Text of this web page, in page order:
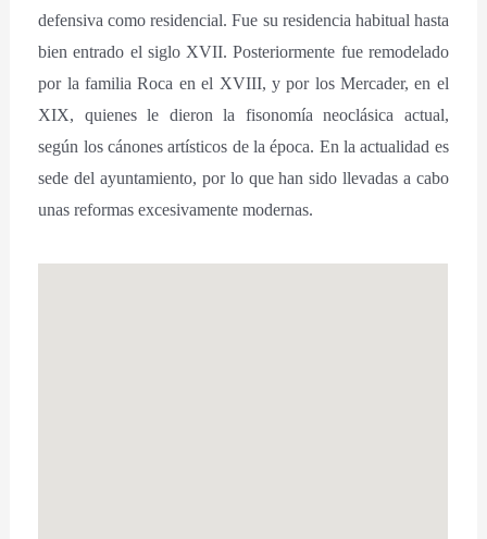
defensiva como residencial. Fue su residencia habitual hasta
bien entrado el siglo XVII. Posteriormente fue remodelado
por la familia Roca en el XVIII, y por los Mercader, en el
XIX, quienes le dieron la fisonomía neoclásica actual,
según los cánones artísticos de la época. En la actualidad es
sede del ayuntamiento, por lo que han sido llevadas a cabo
unas reformas excesivamente modernas.